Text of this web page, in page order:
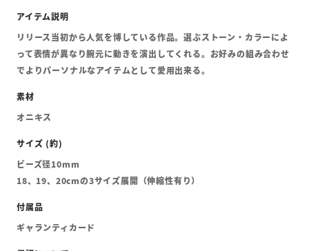
リリース当初から人気を博している作品。選ぶストーン・カラーによ
って表情が異なり腕元に動きを演出してくれる。お好みの組み合わせ
でよりパーソナルなアイテムとして愛用出来る。
オニキス
ビーズ径10mm
18、19、20cmの3サイズ展開（伸縮性有り）
ギャランティカード